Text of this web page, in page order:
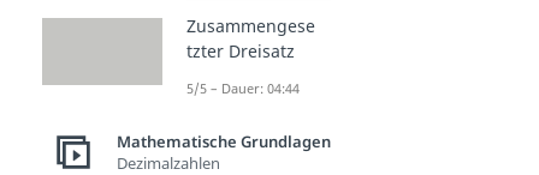
Zusammengese
tzter Dreisatz
5/5 – Dauer: 04:44
Mathematische Grundlagen
Dezimalzahlen